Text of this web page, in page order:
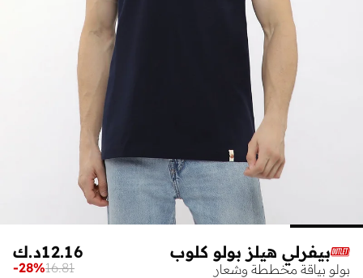
بيفرلي هيلز بولو كلوب
بولو بياقة مخططة وشعار
د.ك12.16
16.81
-28%